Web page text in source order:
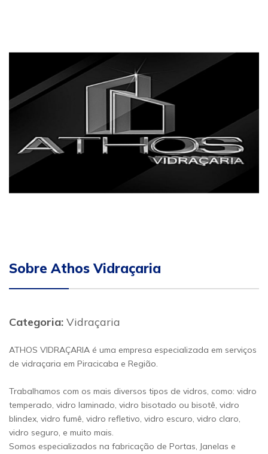
Sobre Athos Vidraçaria
Categoria: Vidraçaria
ATHOS VIDRAÇARIA é uma empresa especializada em serviços
de vidraçaria em Piracicaba e Região.
Trabalhamos com os mais diversos tipos de vidros, como: vidro
temperado, vidro laminado, vidro bisotado ou bisotê, vidro
blindex, vidro fumê, vidro refletivo, vidro escuro, vidro claro,
vidro seguro, e muito mais.
Somos especializados na fabricação de Portas, Janelas e